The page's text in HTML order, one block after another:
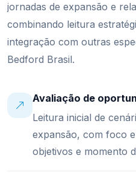
jornadas de expansão e
combinando leitura
integração com outras
Bedford Brasil.
Avaliação de
Leitura inicial de
expansão, com foco
objetivos e momento